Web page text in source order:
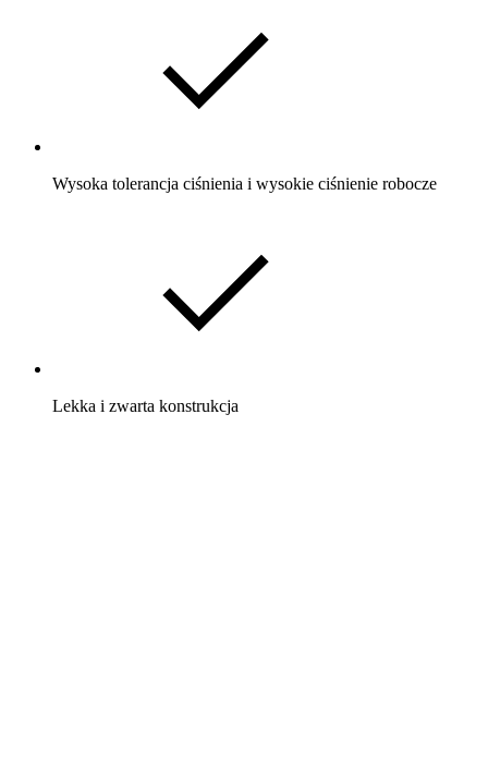
Wysoka tolerancja ciśnienia i wysokie ciśnienie robocze
Lekka i zwarta konstrukcja